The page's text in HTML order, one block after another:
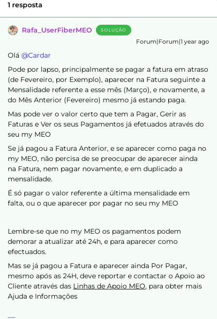
1 resposta
Rafa_UserFiberMEO SOLUÇÃO
Forum|Forum|1 year ago
Olá ​ @Cardar
Pode por lapso, principalmente se pagar a fatura em atraso
(de Fevereiro, por Exemplo), aparecer na Fatura seguinte a
Mensalidade referente a esse mês (Março), e novamente, a
do Mês Anterior (Fevereiro) mesmo já estando paga.
Mas pode ver o valor certo que tem a Pagar, Gerir as
Faturas e Ver os seus Pagamentos já efetuados através do
seu my MEO
Se já pagou a Fatura Anterior, e se aparecer como paga no
my MEO, não percisa de se preocupar de aparecer ainda
na Fatura, nem pagar novamente, e em duplicado a
mensalidade.
É só pagar o valor referente a última mensalidade em
falta, ou o que aparecer por pagar no seu my MEO
Lembre-se que no my MEO os pagamentos podem
demorar a atualizar até 24h, e para aparecer como
efectuados.
Mas se já pagou a Fatura e aparecer ainda Por Pagar,
mesmo após as 24H, deve reportar e contactar o Apoio ao
Cliente através das Linhas de Apoio MEO, para obter mais
Ajuda e Informações